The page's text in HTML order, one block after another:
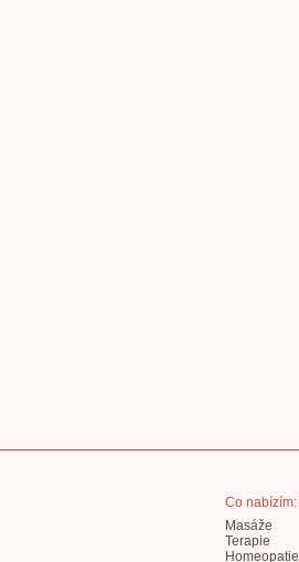
Co nabízím:
Masáže
Terapie
Homeopatie